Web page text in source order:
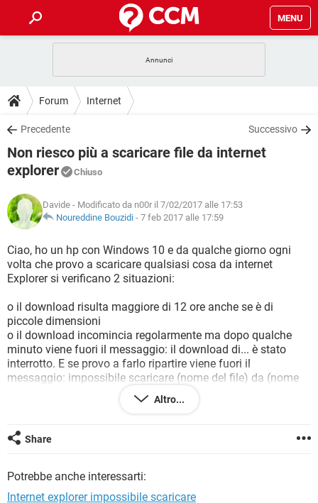
MENU
INTRATTENIMENTO
iOS
INSTAGRAM WHATSAPP
TIKTOK
HARDWARE
GUIDE
COVID-19
iOS
TIKTOK FACEBOOK
DOWNLOAD
COVID-19 GAMING
INTRATTENIMENTO
iOS WINDOWS 10
INSTAGRAM
TIKTOK FACEBOOK
HARDWARE
FORUM
INTRATTENIMENTO ANDROID
INSTAGRAM WHATSAPP
TIKTOK
HARDWARE
GLOSSARIO
COVID-19
INTRATTENIMENTO ANDROID
iOS WINDOWS 10
TIKTOK
HARDWARE
Forum Internet
Precedente Successivo
Non riesco più a scaricare file da internet
explorer
Chiuso
Davide - Modificato da n00r il 7/02/2017 alle 17:53
Noureddine Bouzidi - 7 feb 2017 alle 17:59
Ciao, ho un hp con Windows 10 e da qualche giorno ogni
volta che provo a scaricare qualsiasi cosa da internet
Explorer si verificano 2 situazioni:
o il download risulta maggiore di 12 ore anche se è di
piccole dimensioni
o il download incomincia regolarmente ma dopo qualche
minuto viene fuori il messaggio: il download di... è stato
interrotto. E se provo a farlo ripartire viene fuori il
messaggio: impossibile scaricare (nome del file) da (nome
Altro...
Share
Potrebbe anche interessarti:
Internet explorer impossibile scaricare